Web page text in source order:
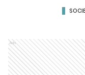
Ads